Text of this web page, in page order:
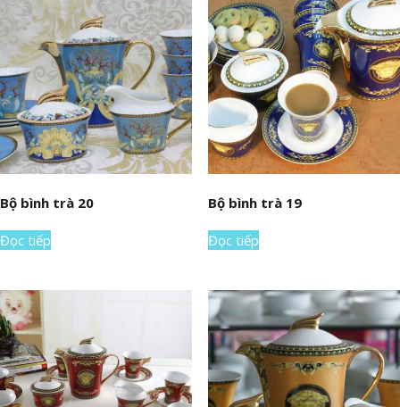
Bộ bình trà 20
Đọc tiếp
Bộ bình trà 19
Đọc tiếp